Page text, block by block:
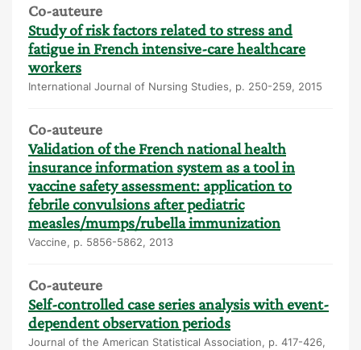
Co-auteure
Study of risk factors related to stress and
fatigue in French intensive-care healthcare
workers
International Journal of Nursing Studies, p. 250-259, 2015
Co-auteure
Validation of the French national health
insurance information system as a tool in
vaccine safety assessment: application to
febrile convulsions after pediatric
measles/mumps/rubella immunization
Vaccine, p. 5856-5862, 2013
Co-auteure
Self-controlled case series analysis with event-
dependent observation periods
Journal of the American Statistical Association, p. 417-426,